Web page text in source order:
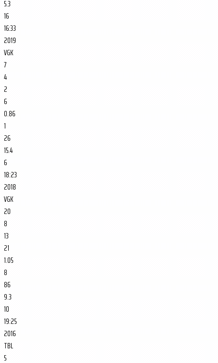
5.3
16
16:33
2019
VGK
7
4
2
6
0.86
1
26
15.4
6
18:23
2018
VGK
20
8
13
21
1.05
8
86
9.3
10
19:25
2016
TBL
5